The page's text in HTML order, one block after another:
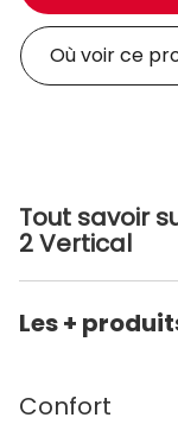
Où voir ce
Tout savoir
2 Vertical
Les +
Confort